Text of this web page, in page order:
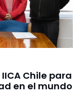
Chile para
en el mundo